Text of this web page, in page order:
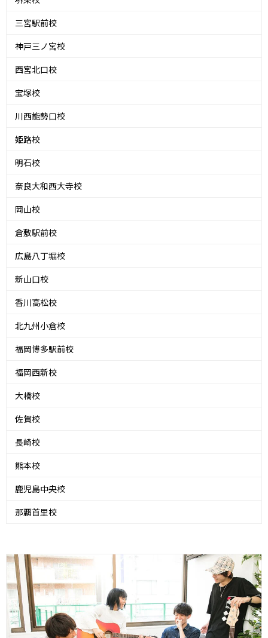
三宮駅前校
神戸三ノ宮校
西宮北口校
宝塚校
川西能勢口校
姫路校
明石校
奈良大和西大寺校
岡山校
倉敷駅前校
広島八丁堀校
新山口校
香川高松校
北九州小倉校
福岡博多駅前校
福岡西新校
大橋校
佐賀校
長崎校
熊本校
鹿児島中央校
那覇首里校